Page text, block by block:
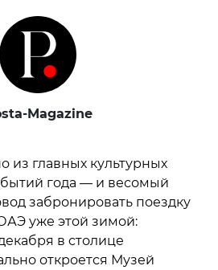
Magazine
из главных культурных
года — и весомый
забронировать поездку
уже этой зимой:
декабря в столице
откроется Музей